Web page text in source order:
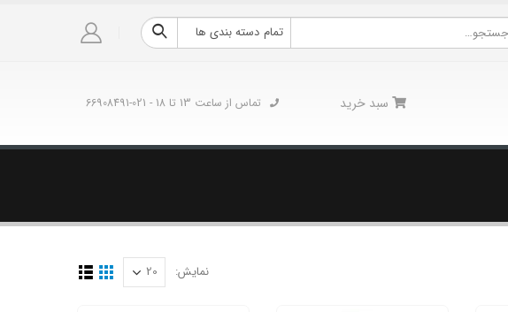
تمام دسته بندی ها
سبد خرید تماس از ساعت 13 تا 18 - 021-66908491
نمایش: